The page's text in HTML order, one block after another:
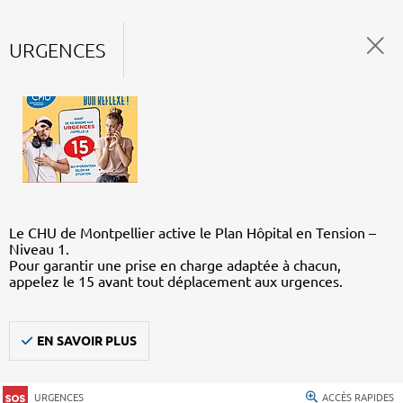
URGENCES
Le CHU de Montpellier active le Plan Hôpital en Tension –
Niveau 1.
Pour garantir une prise en charge adaptée à chacun,
appelez le 15 avant tout déplacement aux urgences.
EN SAVOIR PLUS
URGENCES ACCÈS RAPIDES